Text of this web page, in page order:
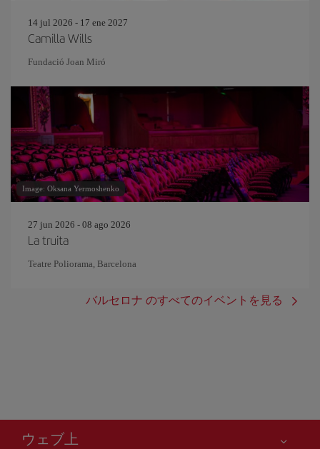
14 jul 2026 - 17 ene 2027
Camilla Wills
Fundació Joan Miró
Image: Oksana Yermoshenko
27 jun 2026 - 08 ago 2026
La truita
Teatre Poliorama, Barcelona
バルセロナ のすべてのイベントを見る
ウェブ上